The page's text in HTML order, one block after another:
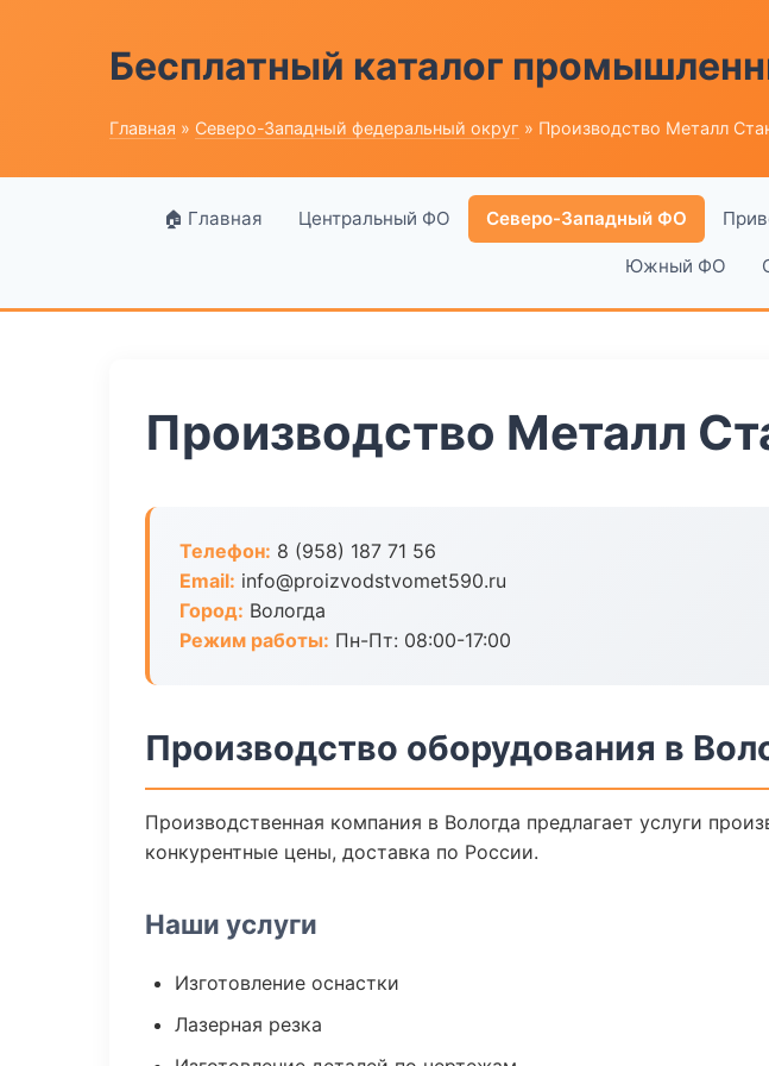
Бесплатный каталог
Главная » Северо-Западный федеральный округ » Производство Металл
🏠 Главная Центральный ФО Северо-Западный ФО
Южный ФО
Производство Металл
Телефон: 8 (958) 187 71 56
Email: info@proizvodstvomet590.ru
Город: Вологда
Режим работы: Пн-Пт: 08:00-17:00
Производство оборудования в
Производственная компания в Вологда предлагает услуги
конкурентные цены, доставка по России.
Наши услуги
Изготовление оснастки
Лазерная резка